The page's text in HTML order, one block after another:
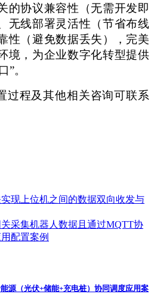
的协议兼容性（无需开发即
无线部署灵活性（节省布线
性（避免数据丢失），完美
境，为企业数字化转型提供
”。
过程及其他相关咨询可联系
现上位机之间的数据双向收发与
采集机器人数据且通过MQTT协
配置案例
源（光伏+储能+充电桩）协同调度应用案